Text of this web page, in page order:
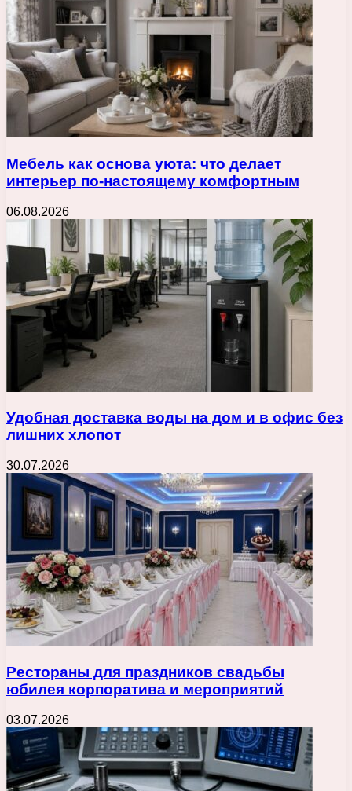
Мебель как основа уюта: что делает
интерьер по-настоящему комфортным
06.08.2026
Удобная доставка воды на дом и в офис без
лишних хлопот
30.07.2026
Рестораны для праздников свадьбы
юбилея корпоратива и мероприятий
03.07.2026